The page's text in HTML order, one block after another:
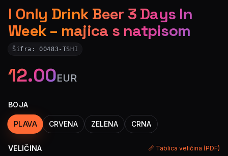
I Only Drink Beer 3 Days In
Week – majica s natpisom
Šifra:00483-TSHI
12.00EUR
BOJA
PLAVA CRVENA ZELENA CRNA
VELIČINA 📏 Tablica veličina (PDF)